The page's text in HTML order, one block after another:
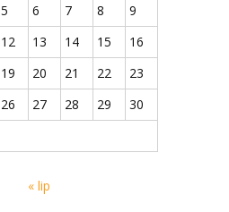
5 6 7 8
9
12 13 14 15
16
19 20 21 22
23
26 27 28 29
30
« lip